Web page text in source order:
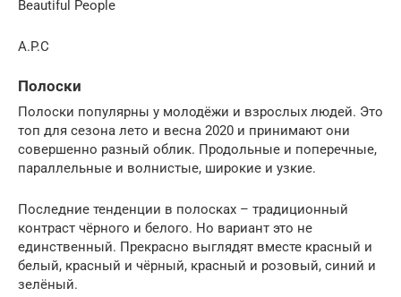
Beautiful People
A.P.C
Полоски
Полоски популярны у молодёжи и взрослых людей. Это
топ для сезона лето и весна 2020 и принимают они
совершенно разный облик. Продольные и поперечные,
параллельные и волнистые, широкие и узкие.
Последние тенденции в полосках – традиционный
контраст чёрного и белого. Но вариант это не
единственный. Прекрасно выглядят вместе красный и
белый, красный и чёрный, красный и розовый, синий и
зелёный.